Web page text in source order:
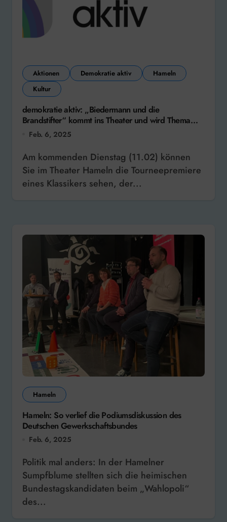
Aktionen Demokratie aktiv
Hameln
Kultur
demokratie aktiv: „Biedermann und die
Brandstifter“ kommt ins Theater und wird Thema
einer Sendung
Feb. 6, 2025
Am kommenden Dienstag (11.02) können
Sie im Theater Hameln die Tourneepremiere
eines Klassikers sehen, der...
Hameln
Hameln: So verlief die Podiumsdiskussion des
Deutschen Gewerkschaftsbundes
Feb. 6, 2025
Politik mal anders: In der Hamelner
Sumpfblume stellten sich die heimischen
Bundestagskandidaten beim „Wahlopoli“
des...